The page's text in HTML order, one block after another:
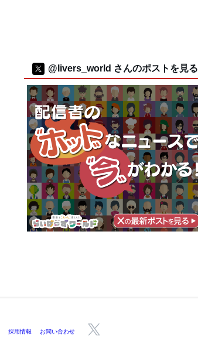
@livers_world さんのポストを見る
採用情報 お問い合わせ